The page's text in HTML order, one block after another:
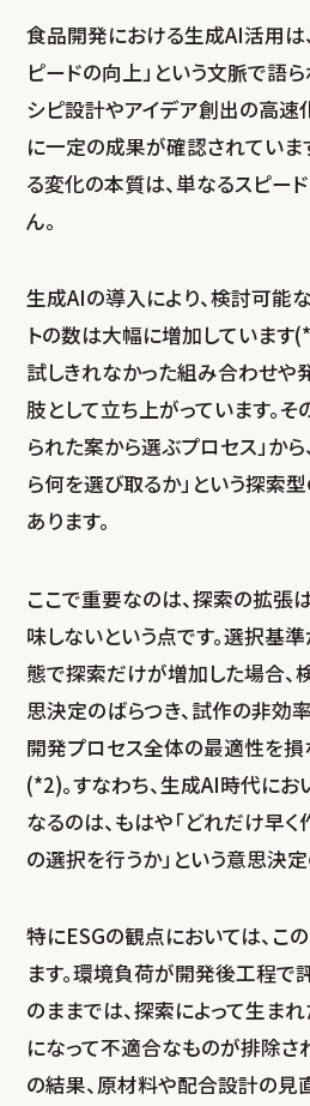
食品開発における生成AI活用は
ピードの向上」という文脈で語ら
シピ設計やアイデア創出の高速
に一定の成果が確認されていま
る変化の本質は、単なるスピー
ん。
生成AIの導入により、検討可能
トの数は大幅に増加しています
試しきれなかった組み合わせや
肢として立ち上がっています。
られた案から選ぶプロセス」か
ら何を選び取るか」という探索
あります。
ここで重要なのは、探索の拡張
味しないという点です。選択基
態で探索だけが増加した場合、
思決定のばらつき、試作の非効
開発プロセス全体の最適性を
(*2)。すなわち、生成AI時代に
なるのは、もはや「どれだけ早く
の選択を行うか」という意思決定
特にESGの観点においては、こ
ます。環境負荷が開発後工程で
のままでは、探索によって生ま
になって不適合なものが排除さ
の結果、原材料や配合設計の見